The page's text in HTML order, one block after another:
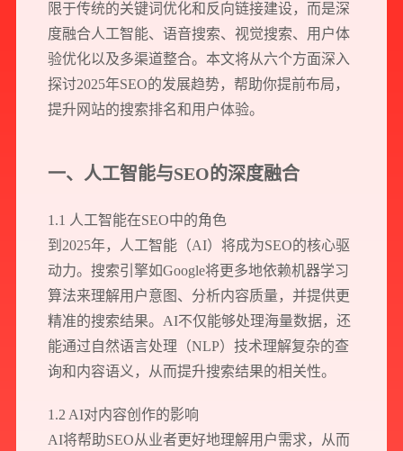
限于传统的关键词优化和反向链接建设，而是深
度融合人工智能、语音搜索、视觉搜索、用户体
验优化以及多渠道整合。本文将从六个方面深入
探讨2025年SEO的发展趋势，帮助你提前布局，
提升网站的搜索排名和用户体验。
一、人工智能与SEO的深度融合
1.1 人工智能在SEO中的角色
到2025年，人工智能（AI）将成为SEO的核心驱
动力。搜索引擎如Google将更多地依赖机器学习
算法来理解用户意图、分析内容质量，并提供更
精准的搜索结果。AI不仅能够处理海量数据，还
能通过自然语言处理（NLP）技术理解复杂的查
询和内容语义，从而提升搜索结果的相关性。
1.2 AI对内容创作的影响
AI将帮助SEO从业者更好地理解用户需求，从而